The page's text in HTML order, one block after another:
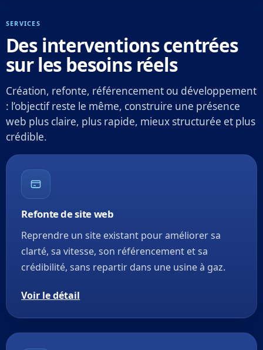
SERVICES
Des interventions centrées
sur les besoins réels
Création, refonte, référencement ou développement
: l’objectif reste le même, construire une présence
web plus claire, plus rapide, mieux structurée et plus
crédible.
Refonte de site web
Reprendre un site existant pour améliorer sa
clarté, sa vitesse, son référencement et sa
crédibilité, sans repartir dans une usine à gaz.
Voir le détail